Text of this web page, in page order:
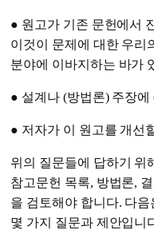
● 원고가 기존 문헌에서
이것이 문제에 대한 우리
분야에 이바지하는 바가
● 설계나 (방법론) 주장
● 저자가 이 원고를 개선
위의 질문들에 답하기 위
참고문헌 목록, 방법론,
을 검토해야 합니다. 다
몇 가지 질문과 제안입니